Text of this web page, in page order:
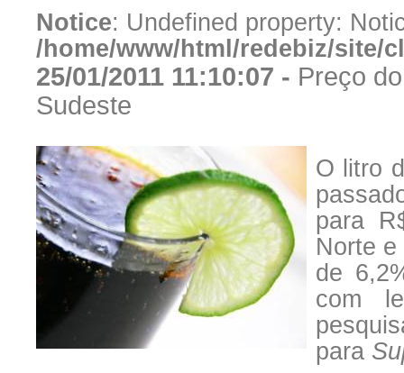
Notice: Undefined property:
/home/www/html/redebiz/site/
25/01/2011 11:10:07 - Preço
Sudeste
O litro
para
Norte
de
com
para